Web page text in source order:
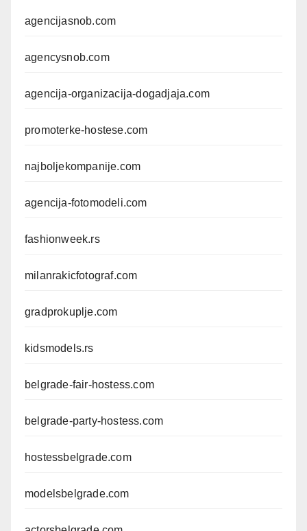
agencijasnob.com
agencysnob.com
agencija-organizacija-dogadjaja.com
promoterke-hostese.com
najboljekompanije.com
agencija-fotomodeli.com
fashionweek.rs
milanrakicfotograf.com
gradprokuplje.com
kidsmodels.rs
belgrade-fair-hostess.com
belgrade-party-hostess.com
hostessbelgrade.com
modelsbelgrade.com